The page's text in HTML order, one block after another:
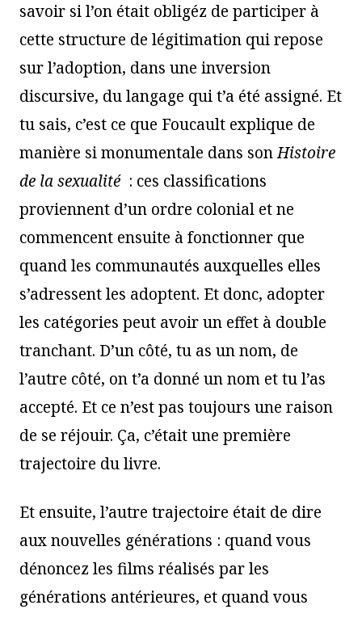
savoir si l’on était obligéz de participer à
cette structure de légitimation qui repose
sur l’adoption, dans une inversion
discursive, du langage qui t’a été assigné. Et
tu sais, c’est ce que Foucault explique de
manière si monumentale dans sonHistoire
de la sexualité : ces classifications
proviennent d’un ordre colonial et ne
commencent ensuite à fonctionner que
quand les communautés auxquelles elles
s’adressent les adoptent. Et donc, adopter
les catégories peut avoir un effet à double
tranchant. D’un côté, tu as un nom, de
l’autre côté, on t’a donné un nom et tu l’as
accepté. Et ce n’est pas toujours une raison
de se réjouir. Ça, c’était une première
trajectoire du livre.
Et ensuite, l’autre trajectoire était de dire
aux nouvelles générations : quand vous
dénoncez les films réalisés par les
générations antérieures, et quand vous